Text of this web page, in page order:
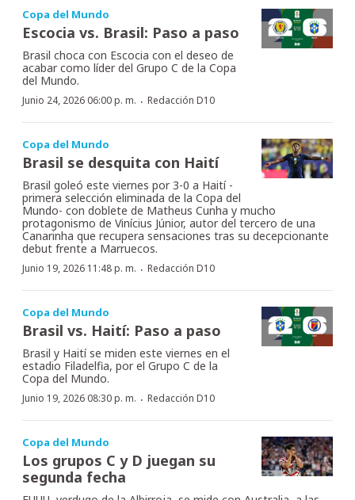
Copa del Mundo
Escocia vs. Brasil: Paso a paso
Brasil choca con Escocia con el deseo de
acabar como líder del Grupo C de la Copa
del Mundo.
Junio 24, 2026 06:00 p. m. · Redacción D10
Copa del Mundo
Brasil se desquita con Haití
Brasil goleó este viernes por 3-0 a Haití -
primera selección eliminada de la Copa del
Mundo- con doblete de Matheus Cunha y mucho
protagonismo de Vinícius Júnior, autor del tercero de una
Canarinha que recupera sensaciones tras su decepcionante
debut frente a Marruecos.
Junio 19, 2026 11:48 p. m. · Redacción D10
Copa del Mundo
Brasil vs. Haití: Paso a paso
Brasil y Haití se miden este viernes en el
estadio Filadelfia, por el Grupo C de la
Copa del Mundo.
Junio 19, 2026 08:30 p. m. · Redacción D10
Copa del Mundo
Los grupos C y D juegan su
segunda fecha